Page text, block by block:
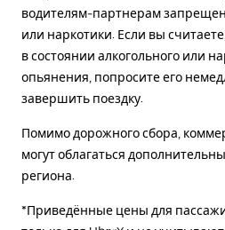
водителям-партнерам
или наркотики. Если вы
в состоянии алкогольного или
опьянения, попросите его
завершить поездку.
Помимо дорожного сбора,
могут облагаться
региона.
*Приведённые цены для